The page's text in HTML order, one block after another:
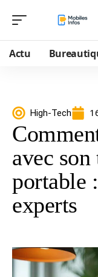
Actu
High-Tech
avec son
portable
experts